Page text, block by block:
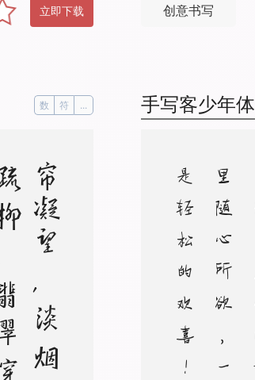
立即下载 创意书写
数 符 ...
帘
凝
望
，
淡
烟
疏
柳
，
翡
翠
穿
花
去
。
玉
京
人
去
无
由
驻
。
恁
独
坐
、
凭
阑
处
。
试
问
绿
窗
秋
到
否
。
可
人
今
夜
，
新
凉
一
枕
，
无
计
相
分
付
手写客少年体
。